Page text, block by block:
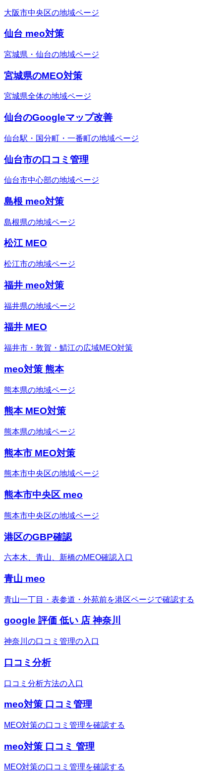
大阪市中央区の地域ページ
仙台 meo対策
宮城県・仙台の地域ページ
宮城県のMEO対策
宮城県全体の地域ページ
仙台のGoogleマップ改善
仙台駅・国分町・一番町の地域ページ
仙台市の口コミ管理
仙台市中心部の地域ページ
島根 meo対策
島根県の地域ページ
松江 MEO
松江市の地域ページ
福井 meo対策
福井県の地域ページ
福井 MEO
福井市・敦賀・鯖江の広域MEO対策
meo対策 熊本
熊本県の地域ページ
熊本 MEO対策
熊本県の地域ページ
熊本市 MEO対策
熊本市中央区の地域ページ
熊本市中央区 meo
熊本市中央区の地域ページ
港区のGBP確認
六本木、青山、新橋のMEO確認入口
青山 meo
青山一丁目・表参道・外苑前を港区ページで確認する
google 評価 低い 店 神奈川
神奈川の口コミ管理の入口
口コミ分析
口コミ分析方法の入口
meo対策 口コミ管理
MEO対策の口コミ管理を確認する
meo対策 口コミ 管理
MEO対策の口コミ管理を確認する